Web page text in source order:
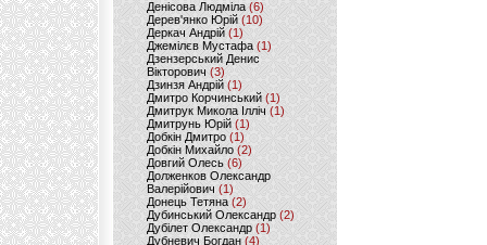
Денісова Людміла(6)
Дерев'янко Юрій(10)
Деркач Андрій(1)
Джемілєв Мустафа (1)
Дзензерський Денис
Вікторович (3)
Дзинзя Андрій (1)
Дмитро Корчинський (1)
Дмитрук Микола Ілліч (1)
Дмитрунь Юрій (1)
Добкін Дмитро(1)
Добкін Михайло (2)
Довгий Олесь (6)
Долженков Олександр
Валерійович (1)
Донець Тетяна (2)
Дубинський Олександр(2)
Дубілет Олександр (1)
Дубневич Богдан (4)